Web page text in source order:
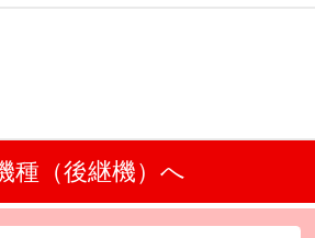
種（後継機）へ